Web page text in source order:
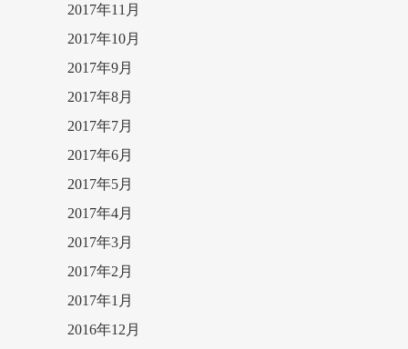
2017年11月
2017年10月
2017年9月
2017年8月
2017年7月
2017年6月
2017年5月
2017年4月
2017年3月
2017年2月
2017年1月
2016年12月